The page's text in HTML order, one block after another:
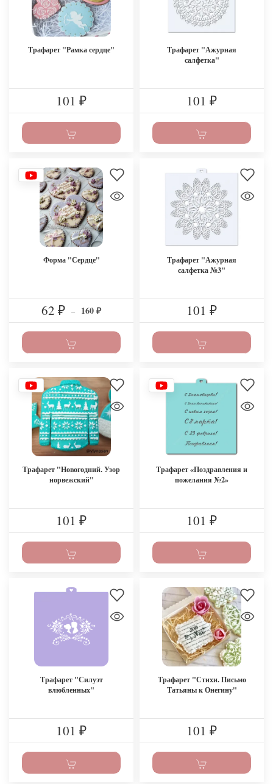
Трафарет "Рамка сердце"
101 ₽
Трафарет "Ажурная
салфетка"
101 ₽
Форма "Сердце"
62 ₽ – 160 ₽
Трафарет "Ажурная
салфетка №3"
101 ₽
Трафарет "Новогодний. Узор
норвежский"
101 ₽
Трафарет «Поздравления и
пожелания №2»
101 ₽
Трафарет "Силуэт
влюбленных"
101 ₽
Трафарет "Стихи. Письмо
Татьяны к Онегину"
101 ₽